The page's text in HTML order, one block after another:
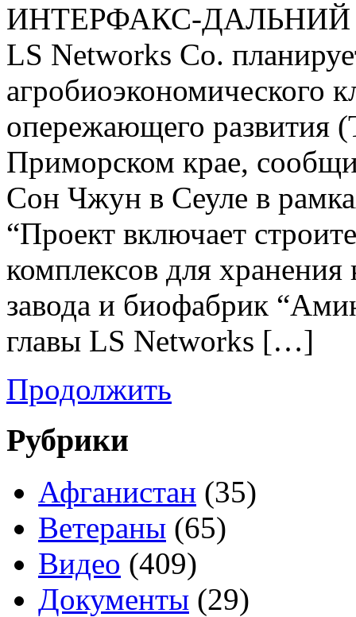
ИНТЕРФАКС-ДАЛЬНИЙ
LS Networks Co.
агробиоэкономического
опережающего развития
Приморском крае,
Сон Чжун в Сеуле в
“Проект включает
комплексов для
завода и биофабрик
главы LS Networks […]
Продолжить
Рубрики
Афганистан (35)
Ветераны (65)
Видео (409)
Документы (29)